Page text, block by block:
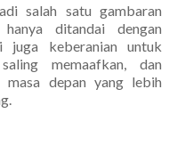
salah satu gambaran
ditandai dengan
juga keberanian untuk
memaafkan, dan
masa depan yang lebih